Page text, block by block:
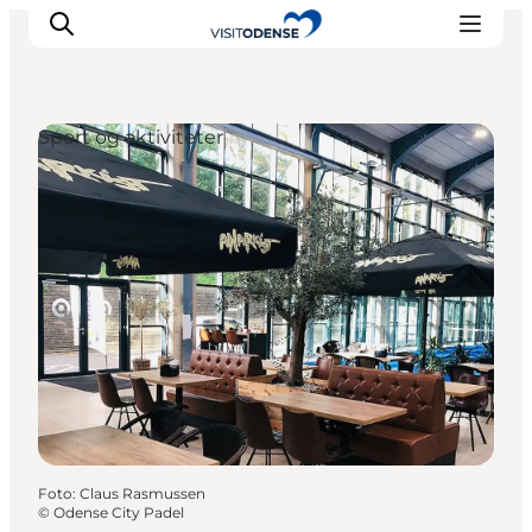
Oplev Odense
Det sker i Odense
Planlæg din tur
Inspiration
Sport og aktiviteter
Foto: Claus Rasmussen
© Odense City Padel